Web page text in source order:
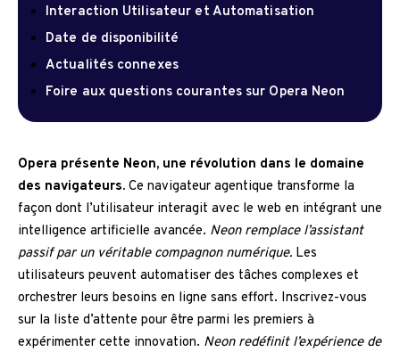
Interaction Utilisateur et Automatisation
Date de disponibilité
Actualités connexes
Foire aux questions courantes sur Opera Neon
Opera présente Neon, une révolution dans le domaine
des navigateurs. Ce navigateur agentique transforme la
façon dont l’utilisateur interagit avec le web en intégrant une
intelligence artificielle avancée. Neon remplace l’assistant
passif par un véritable compagnon numérique. Les
utilisateurs peuvent automatiser des tâches complexes et
orchestrer leurs besoins en ligne sans effort. Inscrivez-vous
sur la liste d’attente pour être parmi les premiers à
expérimenter cette innovation. Neon redéfinit l’expérience de